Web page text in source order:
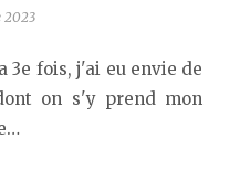
2023
fois, j'ai eu envie de
on s'y prend mon